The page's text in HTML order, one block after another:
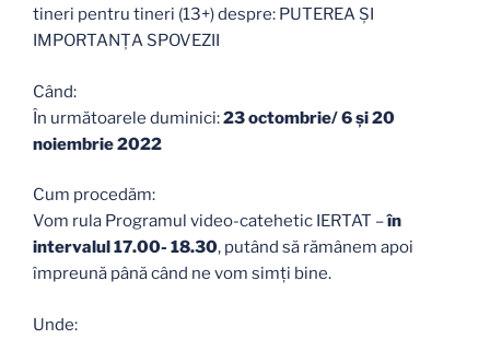
tineri pentru tineri (13+) despre: PUTEREA ȘI
IMPORTANȚA SPOVEZII
Când:
În următoarele duminici:23 octombrie/ 6 și 20
noiembrie 2022
Cum procedăm:
Vom rula Programul video-catehetic IERTAT –în
intervalul 17.00- 18.30, putând să rămânem apoi
împreună până când ne vom simți bine.
Unde: